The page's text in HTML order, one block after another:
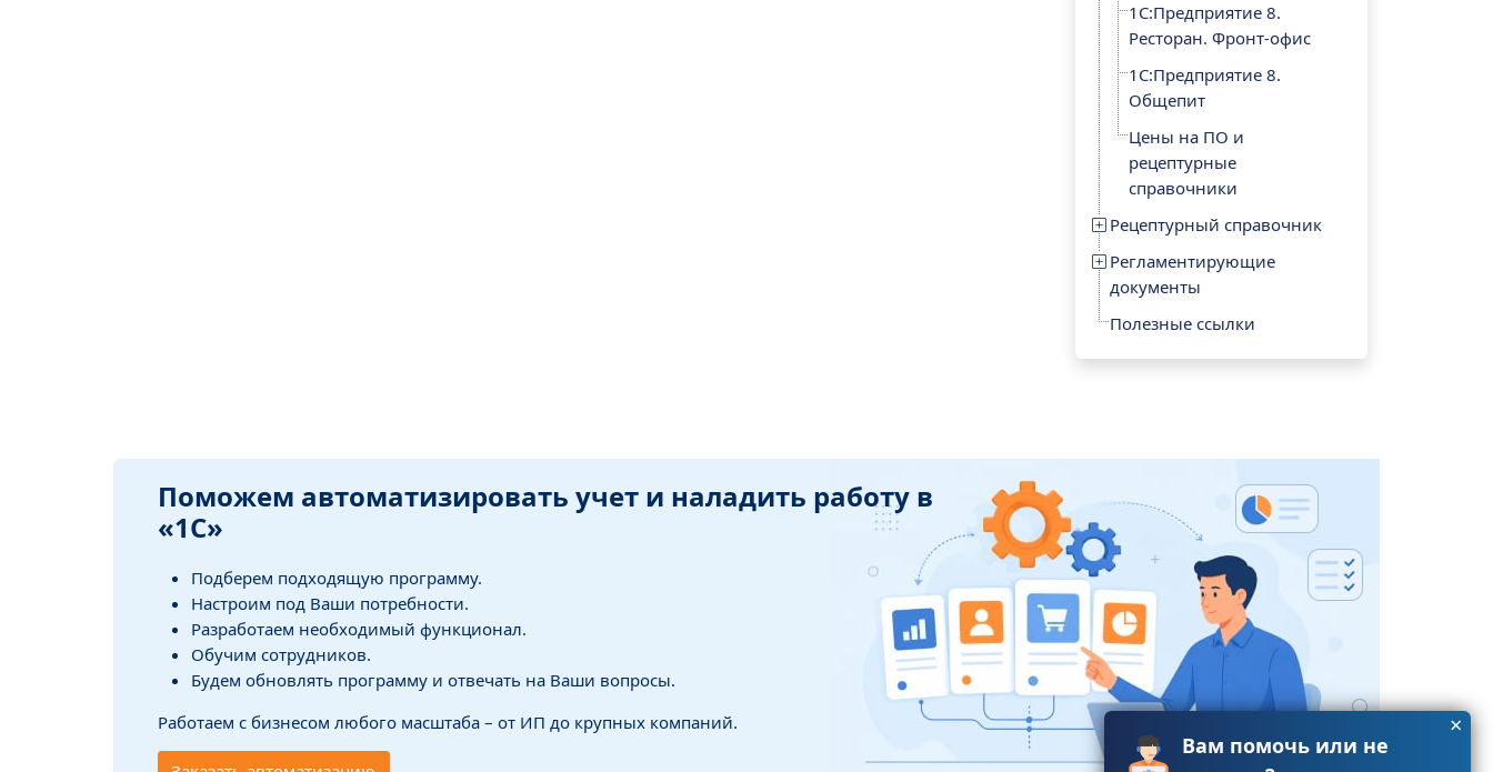
1С:Предприятие 8.
Ресторан. Фронт-офис
1С:Предприятие 8.
Общепит
Цены на ПО и
рецептурные
справочники
Рецептурный справочник
Регламентирующие
документы
Полезные ссылки
Поможем автоматизировать учет и наладить работу в
«1С»
Подберем подходящую программу.
Настроим под Ваши потребности.
Разработаем необходимый функционал.
Обучим сотрудников.
Будем обновлять программу и отвечать на Ваши вопросы.
Работаем с бизнесом любого масштаба – от ИП до крупных компаний.
×
Вам помочь или не